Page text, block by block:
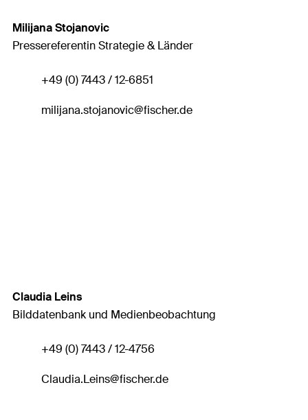
Milijana Stojanovic
Pressereferentin Strategie & Länder
+49 (0) 7443 / 12-6851
milijana.stojanovic@fischer.de
Claudia Leins
Bilddatenbank und Medienbeobachtung
+49 (0) 7443 / 12-4756
Claudia.Leins@fischer.de